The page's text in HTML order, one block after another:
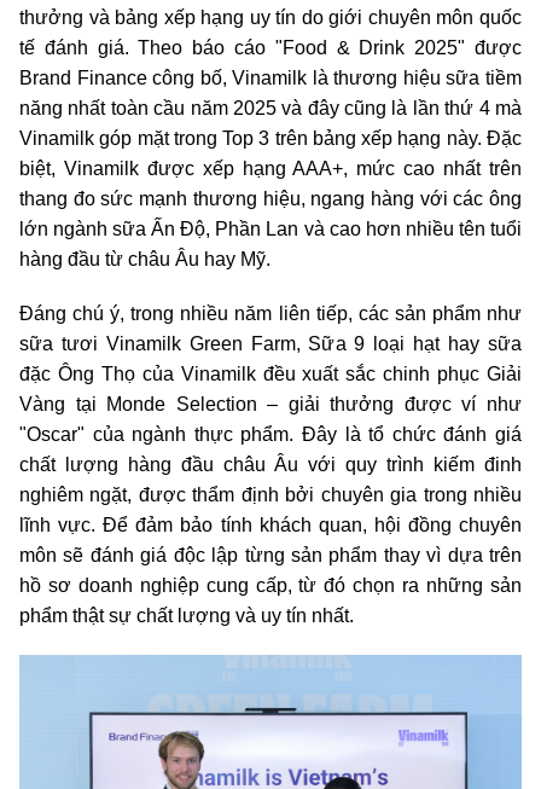
thưởng và bảng xếp hạng uy tín do giới chuyên môn quốc
tế đánh giá. Theo báo cáo "Food & Drink 2025" được
Brand Finance công bố, Vinamilk là thương hiệu sữa tiềm
năng nhất toàn cầu năm 2025 và đây cũng là lần thứ 4 mà
Vinamilk góp mặt trong Top 3 trên bảng xếp hạng này. Đặc
biệt, Vinamilk được xếp hạng AAA+, mức cao nhất trên
thang đo sức mạnh thương hiệu, ngang hàng với các ông
lớn ngành sữa Ấn Độ, Phần Lan và cao hơn nhiều tên tuổi
hàng đầu từ châu Âu hay Mỹ.
Đáng chú ý, trong nhiều năm liên tiếp, các sản phẩm như
sữa tươi Vinamilk Green Farm, Sữa 9 loại hạt hay sữa
đặc Ông Thọ của Vinamilk đều xuất sắc chinh phục Giải
Vàng tại Monde Selection – giải thưởng được ví như
"Oscar" của ngành thực phẩm. Đây là tổ chức đánh giá
chất lượng hàng đầu châu Âu với quy trình kiếm đinh
nghiêm ngặt, được thẩm định bởi chuyên gia trong nhiều
lĩnh vực. Để đảm bảo tính khách quan, hội đồng chuyên
môn sẽ đánh giá độc lập từng sản phẩm thay vì dựa trên
hồ sơ doanh nghiệp cung cấp, từ đó chọn ra những sản
phẩm thật sự chất lượng và uy tín nhất.